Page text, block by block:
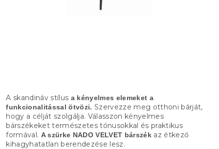
A skandináv stílus a kényelmes elemeket a
funkcionalitással ötvözi. Szervezze meg otthoni bárját,
hogy a célját szolgálja. Válasszon kényelmes
bárszékeket természetes tónusokkal és praktikus
formával. A szürke NADO VELVET bárszékaz étkező
kihagyhatatlan berendezése lesz.